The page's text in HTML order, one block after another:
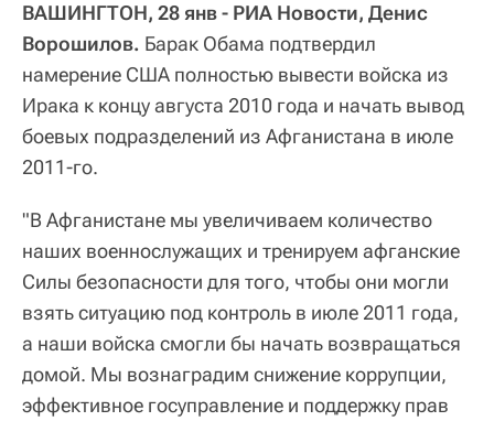
ВАШИНГТОН, 28 янв - РИА Новости, Денис
Ворошилов. Барак Обама подтвердил
намерение США полностью вывести войска из
Ирака к концу августа 2010 года и начать вывод
боевых подразделений из Афганистана в июле
2011-го.
"В Афганистане мы увеличиваем количество
наших военнослужащих и тренируем афганские
Силы безопасности для того, чтобы они могли
взять ситуацию под контроль в июле 2011 года,
а наши войска смогли бы начать возвращаться
домой. Мы вознаградим снижение коррупции,
эффективное госуправление и поддержку прав